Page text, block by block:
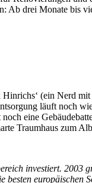
Ab drei Monate bis
(ein Nerd
läuft noch
eine
Traumhaus zum
investiert. 2003
europäischen